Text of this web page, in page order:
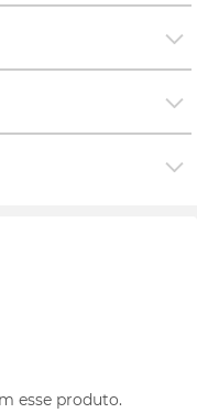
esse produto.